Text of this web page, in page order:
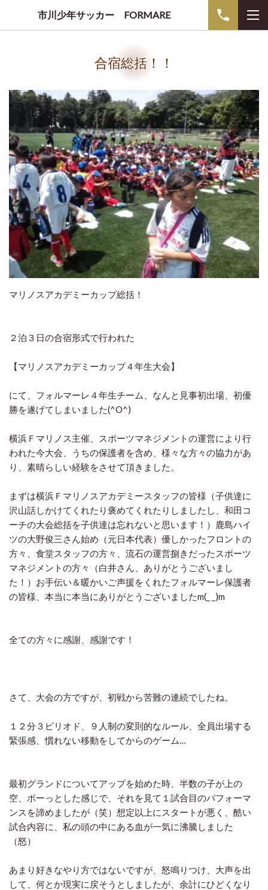
市川少年サッカー FORMARE
合宿総括！！
マリノスアカデミーカップ総括！
２泊３日の合宿形式で行われた
【マリノスアカデミーカップ４年生大会】
にて、フォルマーレ４年生チーム、なんと見事初出場、初優
勝を遂げてしまいました(^O^)
横浜Ｆマリノス主催、スポーツマネジメントの運営により行
われた今大会、うちの保護者を含め、様々な方々の協力があ
り、素晴らしい経験をさせて頂きました。
まずは横浜Ｆマリノスアカデミースタッフの皆様（子供達に
沢山話しかけてくれたり褒めてくれたりしましたし、和田コ
ーチの大会総括を子供達は忘れないと思います！）鹿島ハイ
ツの大野俊三さん始め（元日本代表）優しかったフロントの
方々、食堂スタッフの方々、流石の運営捌きだったスポーツ
マネジメントの方々（白井さん、ありがとうございまし
た！）お手伝い＆暖かいご声援をくれたフォルマーレ保護者
の皆様、本当に本当にありがとうございましたm(_ _)m
全ての方々に感謝、感謝です！
さて、大会の方ですが、初戦から苦難の連続でしたね。
１２分３ピリオド、９人制の変則的なルール、全員出場する
緊張感、慣れない移動をしてからのゲーム…
最初グランドについてアップを始めた時、半数の子が上の
空、ボーっとした感じで、それを見て１試合目のパフォーマ
ンスを諦めましたが（笑）想定以上にスタートが悪く、酷い
試合内容に、私の頭の中にある血が一気に沸騰しました
（怒）
あまり好きなやり方ではないですが、怒鳴りつけ、大声を出
して、何とか現実に戻そうとしましたが、余計にひどくなり